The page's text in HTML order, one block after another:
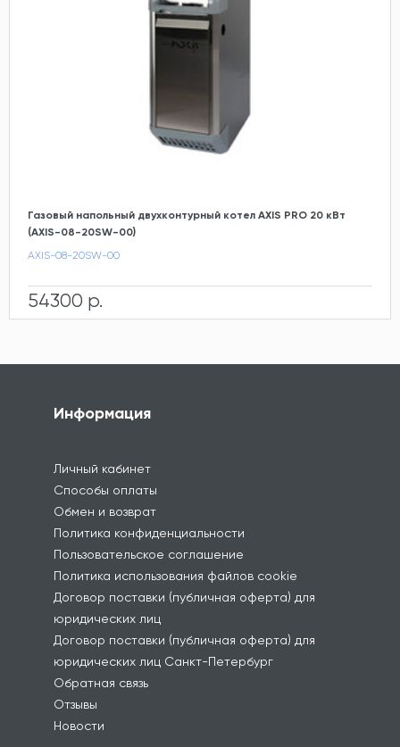
Газовый напольный двухконтурный котел AXIS PRO 20 кВт
(AXIS-08-20SW-00)
AXIS-08-20SW-00
54300 р.
Информация
Личный кабинет
Способы оплаты
Обмен и возврат
Политика конфиденциальности
Пользовательское соглашение
Политика использования файлов cookie
Договор поставки (публичная оферта) для
юридических лиц
Договор поставки (публичная оферта) для
юридических лиц Санкт-Петербург
Обратная связь
Отзывы
Новости